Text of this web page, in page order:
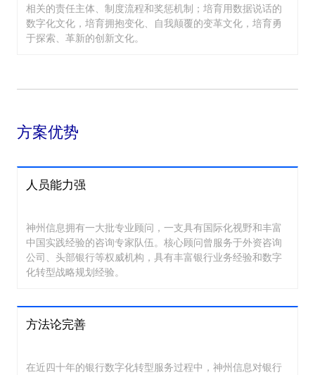
相关的责任主体、制度流程和奖惩机制；培育用数据说话的
数字化文化，培育拥抱变化、自我颠覆的变革文化，培育勇
于探索、革新的创新文化。
方案优势
人员能力强
神州信息拥有一大批专业顾问，一支具有国际化视野和丰富
中国实践经验的咨询专家队伍。核心顾问曾服务于外资咨询
公司、头部银行等权威机构，具有丰富银行业务经验和数字
化转型战略规划经验。
方法论完善
在近四十年的银行数字化转型服务过程中，神州信息对银行